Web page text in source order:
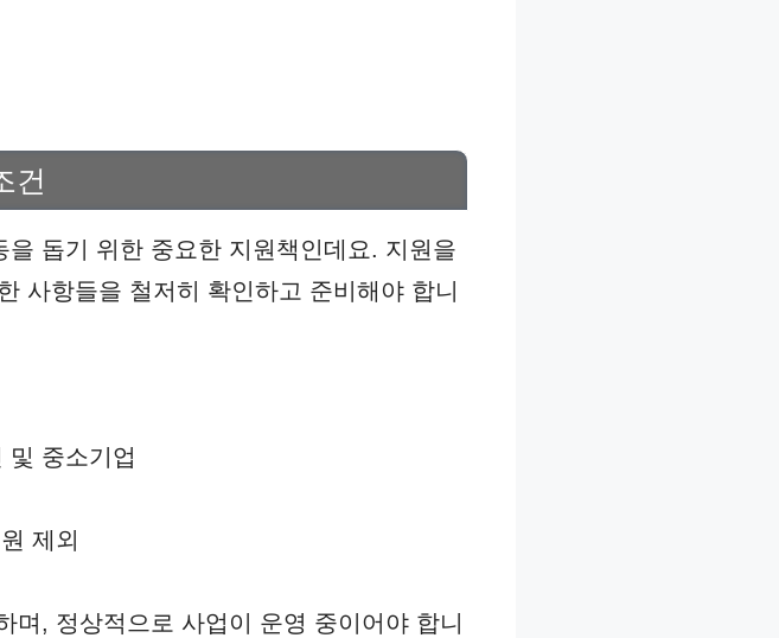
건
돕기 위한 중요한 지원책인데요. 지원을
사항들을 철저히 확인하고 준비해야 합니
및 중소기업
제외
며, 정상적으로 사업이 운영 중이어야 합니